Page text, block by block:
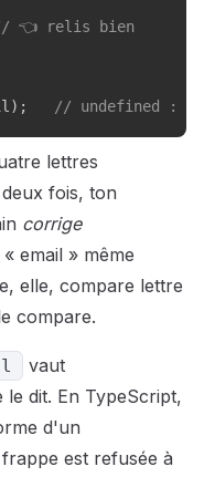
👈 relis bien
) ; // undefined :
lettres
fois, ton
corrige
email » même
elle, compare lettre
compare.
vaut
dit. En TypeScript,
d'un
est refusée à